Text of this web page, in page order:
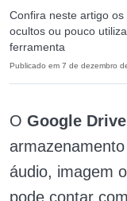
Confira neste artigo
ocultos ou pouco
ferramenta
Publicado em 7 de dezembro
O Google Drive
áudio, imagem
pode contar